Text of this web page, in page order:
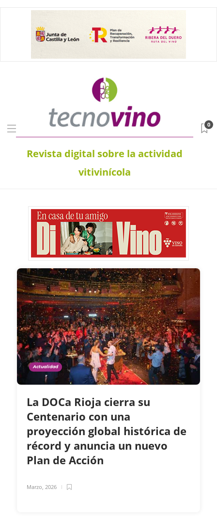
Revista digital sobre la actividad
vitivinícola
0
Actualidad
La DOCa Rioja cierra su
Centenario con una
proyección global histórica de
récord y anuncia un nuevo
Plan de Acción
Marzo, 2026